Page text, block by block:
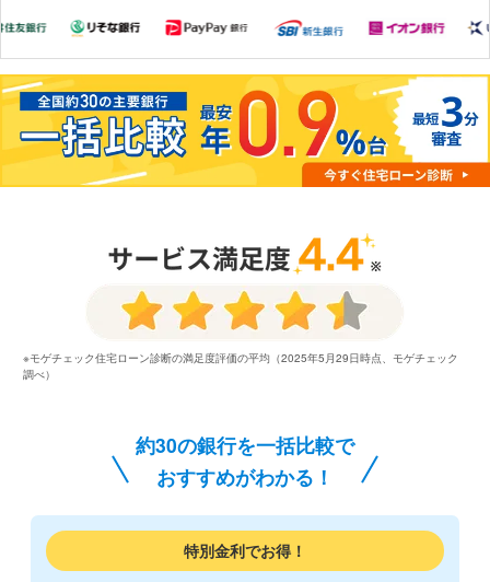
※モゲチェック住宅ローン診断の満足度評価の平均（2025年5月29日時点、モゲチェック
調べ）
約30の銀行を一括比較で
おすすめがわかる！
特別金利でお得！